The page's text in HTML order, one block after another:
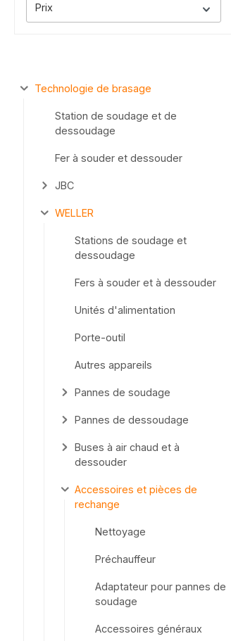
Prix
Technologie de brasage
Station de soudage et de
dessoudage
Fer à souder et dessouder
JBC
WELLER
Stations de soudage et
dessoudage
Fers à souder et à dessouder
Unités d'alimentation
Porte-outil
Autres appareils
Pannes de soudage
Pannes de dessoudage
Buses à air chaud et à
dessouder
Accessoires et pièces de
rechange
Nettoyage
Préchauffeur
Adaptateur pour pannes de
soudage
Accessoires généraux